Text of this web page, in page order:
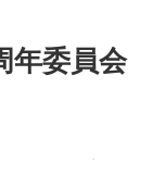
周年委員